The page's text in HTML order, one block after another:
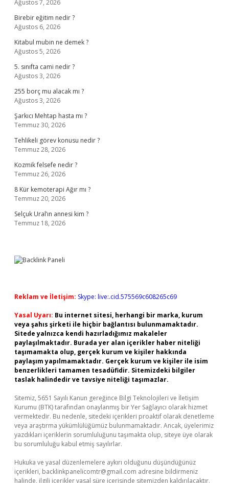
Ağustos 7, 2026
Birebir eğitim nedir ?
Ağustos 6, 2026
Kitabul mubin ne demek ?
Ağustos 5, 2026
5. sınıfta cami nedir ?
Ağustos 3, 2026
255 borç mu alacak mı ?
Ağustos 3, 2026
Şarkıcı Mehtap hasta mı ?
Temmuz 30, 2026
Tehlikeli görev konusu nedir ?
Temmuz 28, 2026
Kozmik felsefe nedir ?
Temmuz 26, 2026
8 Kür kemoterapi Ağır mı ?
Temmuz 20, 2026
Selçuk Ural’ın annesi kim ?
Temmuz 18, 2026
Reklam ve İletişim: Skype: live:.cid.575569c608265c69
Yasal Uyarı: Bu internet sitesi, herhangi bir marka, kurum
veya şahıs şirketi ile hiçbir bağlantısı bulunmamaktadır.
Sitede yalnızca kendi hazırladığımız makaleler
paylaşılmaktadır. Burada yer alan içerikler haber niteliği
taşımamakta olup, gerçek kurum ve kişiler hakkında
paylaşım yapılmamaktadır. Gerçek kurum ve kişiler ile isim
benzerlikleri tamamen tesadüfidir. Sitemizdeki bilgiler
taslak halindedir ve tavsiye niteliği taşımazlar.
Sitemiz, 5651 Sayılı Kanun gereğince Bilgi Teknolojileri ve İletişim
Kurumu (BTK) tarafından onaylanmış bir Yer Sağlayıcı olarak hizmet
vermektedir. Bu nedenle, sitedeki içerikleri proaktif olarak denetleme
veya araştırma yükümlülüğümüz bulunmamaktadır. Ancak, üyelerimiz
yazdıkları içeriklerin sorumluluğunu taşımakta olup, siteye üye olarak
bu sorumluluğu kabul etmiş sayılırlar.
Hukuka ve yasal düzenlemelere aykırı olduğunu düşündüğünüz
içerikleri, backlinkpanelicomtr@gmail.com adresine bildirmeniz
halinde, ilgili içerikler yasal süre içerisinde sitemizden kaldırılacaktır.